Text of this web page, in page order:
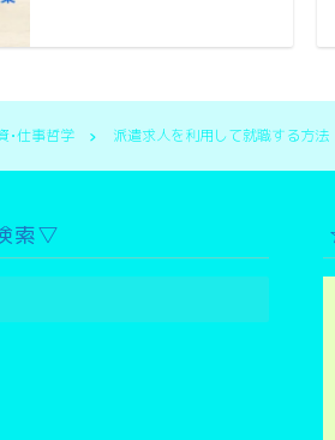
•仕事哲学 派遣求人を利用して就職する方法
索▽